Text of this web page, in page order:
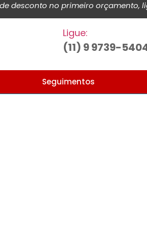
desconto no primeiro orçamento,
Ligue:
(11) 9 9739-
Seguimentos